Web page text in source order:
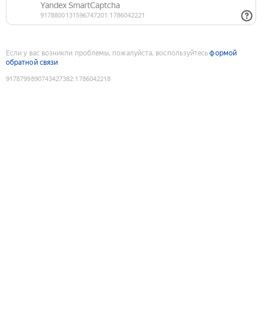
Если у вас возникли проблемы, пожалуйста, воспользуйтесьформой
обратной связи
9178799890743427382:1786042218